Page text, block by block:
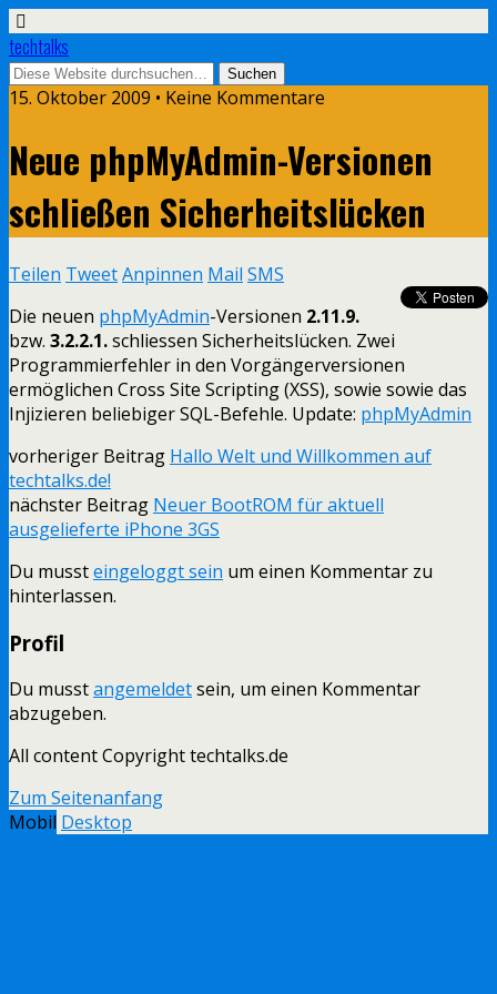
techtalks
15. Oktober 2009 • Keine Kommentare
Neue phpMyAdmin-Versionen
schließen Sicherheitslücken
Teilen TweetAnpinnen Mail SMS
Die neuen phpMyAdmin-Versionen 2.11.9.
bzw. 3.2.2.1.schliessen Sicherheitslücken. Zwei
Programmierfehler in den Vorgängerversionen
ermöglichen Cross Site Scripting (XSS), sowie sowie das
Injizieren beliebiger SQL-Befehle. Update: phpMyAdmin
vorheriger Beitrag Hallo Welt und Willkommen auf
techtalks.de!
nächster Beitrag Neuer BootROM für aktuell
ausgelieferte iPhone 3GS
Du mussteingeloggt sein um einen Kommentar zu
hinterlassen.
Profil
Du musstangemeldetsein, um einen Kommentar
abzugeben.
All content Copyright techtalks.de
Zum Seitenanfang
Mobil Desktop